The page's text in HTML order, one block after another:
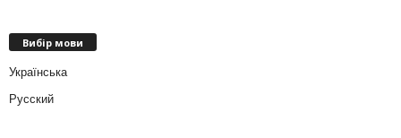
Вибір мови
Українська
Русский